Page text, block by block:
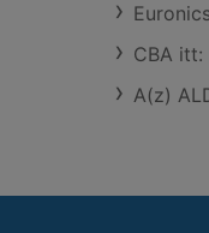
CBA itt:
A(z)